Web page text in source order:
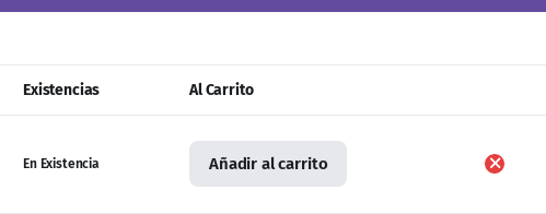
Existencias Al Carrito
En Existencia Añadir al carrito